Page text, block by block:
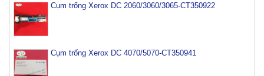
Cụm trống Xerox DC 2060/3060/3065-CT350922
Cụm trống Xerox DC 4070/5070-CT350941